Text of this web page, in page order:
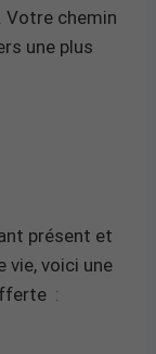
Votre chemin
une plus
présent et
vie, voici une
: